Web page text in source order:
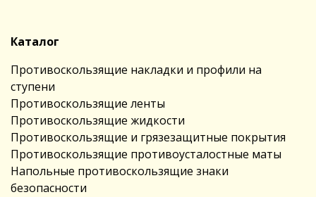
Каталог
Противоскользящие накладки и профили на
ступени
Противоскользящие ленты
Противоскользящие жидкости
Противоскользящие и грязезащитные покрытия
Противоскользящие противоусталостные маты
Напольные противоскользящие знаки
безопасности